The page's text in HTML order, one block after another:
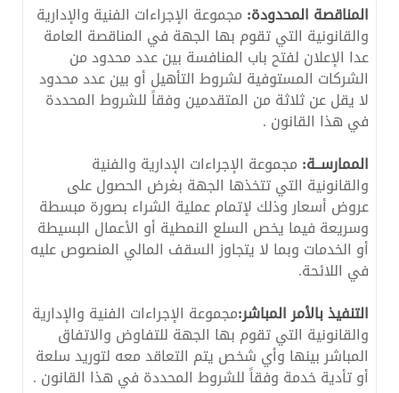
المناقصة المحدودة: مجموعة الإجراءات الفنية والإدارية
والقانونية التي تقوم بها الجهة في المناقصة العامة
عدا الإعلان لفتح باب المنافسة بين عدد محدود من
الشركات المستوفية لشروط التأهيل أو بين عدد محدود
لا يقل عن ثلاثة من المتقدمين وفقاً للشروط المحددة
في هذا القانون .
الممارســة: مجموعة الإجراءات الإدارية والفنية
والقانونية التي تتخذها الجهة بغرض الحصول على
عروض أسعار وذلك لإتمام عملية الشراء بصورة مبسطة
وسريعة فيما يخص السلع النمطية أو الأعمال البسيطة
أو الخدمات وبما لا يتجاوز السقف المالي المنصوص عليه
في اللائحة.
التنفيذ بالأمر المباشر:مجموعة الإجراءات الفنية والإدارية
والقانونية التي تقوم بها الجهة للتفاوض والاتفاق
المباشر بينها وأي شخص يتم التعاقد معه لتوريد سلعة
أو تأدية خدمة وفقاً للشروط المحددة في هذا القانون .